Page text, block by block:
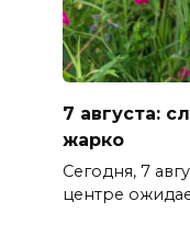
7 августа:
жарко
Сегодня, 7
центре